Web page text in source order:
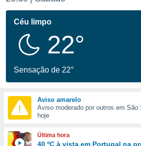
foi
para
e
digital
Céu limpo
22°
Sensação de 22°
Aviso amarelo
Aviso moderado por outros em São
hoje
Última hora
40 ºC à vista em Portugal na